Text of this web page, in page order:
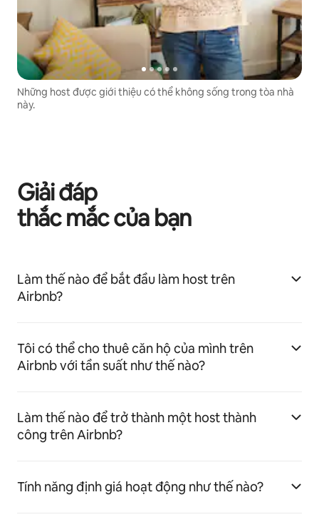
Những host được giới thiệu có thể không sống trong tòa nhà
này.
Giải đáp
thắc mắc của bạn
Làm thế nào để bắt đầu làm host trên
Airbnb?
Tôi có thể cho thuê căn hộ của mình trên
Airbnb với tần suất như thế nào?
Làm thế nào để trở thành một host thành
công trên Airbnb?
Tính năng định giá hoạt động như thế nào?